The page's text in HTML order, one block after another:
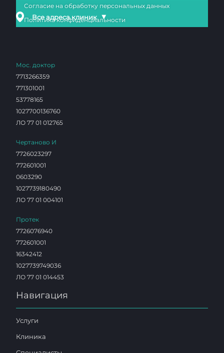
Все адреса клиник ▼
Согласие на обработку персональных данных
Политика конфиденциальности
Мос. доктор
7713266359
771301001
53778165
1027700136760
ЛО 77 01 012765
Чертаново И
7726023297
772601001
0603290
1027739180490
ЛО 77 01 004101
Протек
7726076940
772601001
16342412
1027739749036
ЛО 77 01 014453
Навигация
Услуги
Клиника